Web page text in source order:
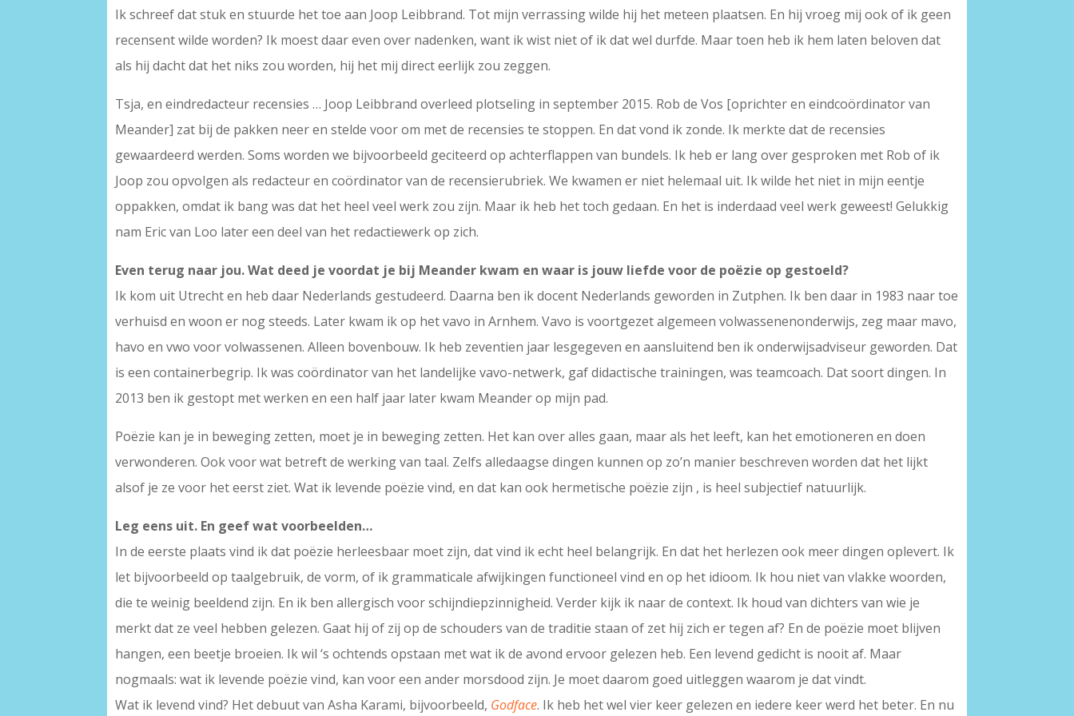
Ik schreef dat stuk en stuurde het toe aan Joop Leibbrand. Tot mijn verrassing wilde hij het meteen plaatsen. En hij vroeg mij ook of ik geen
recensent wilde worden? Ik moest daar even over nadenken, want ik wist niet of ik dat wel durfde. Maar toen heb ik hem laten beloven dat
als hij dacht dat het niks zou worden, hij het mij direct eerlijk zou zeggen.
Tsja, en eindredacteur recensies … Joop Leibbrand overleed plotseling in september 2015. Rob de Vos [oprichter en eindcoördinator van
Meander] zat bij de pakken neer en stelde voor om met de recensies te stoppen. En dat vond ik zonde. Ik merkte dat de recensies
gewaardeerd werden. Soms worden we bijvoorbeeld geciteerd op achterflappen van bundels. Ik heb er lang over gesproken met Rob of ik
Joop zou opvolgen als redacteur en coördinator van de recensierubriek. We kwamen er niet helemaal uit. Ik wilde het niet in mijn eentje
oppakken, omdat ik bang was dat het heel veel werk zou zijn. Maar ik heb het toch gedaan. En het is inderdaad veel werk geweest! Gelukkig
nam Eric van Loo later een deel van het redactiewerk op zich.
Even terug naar jou. Wat deed je voordat je bij Meander kwam en waar is jouw liefde voor de poëzie op gestoeld?
Ik kom uit Utrecht en heb daar Nederlands gestudeerd. Daarna ben ik docent Nederlands geworden in Zutphen. Ik ben daar in 1983 naar toe
verhuisd en woon er nog steeds. Later kwam ik op het vavo in Arnhem. Vavo is voortgezet algemeen volwassenenonderwijs, zeg maar mavo,
havo en vwo voor volwassenen. Alleen bovenbouw. Ik heb zeventien jaar lesgegeven en aansluitend ben ik onderwijsadviseur geworden. Dat
is een containerbegrip. Ik was coördinator van het landelijke vavo-netwerk, gaf didactische trainingen, was teamcoach. Dat soort dingen. In
2013 ben ik gestopt met werken en een half jaar later kwam Meander op mijn pad.
Poëzie kan je in beweging zetten, moet je in beweging zetten. Het kan over alles gaan, maar als het leeft, kan het emotioneren en doen
verwonderen. Ook voor wat betreft de werking van taal. Zelfs alledaagse dingen kunnen op zo’n manier beschreven worden dat het lijkt
alsof je ze voor het eerst ziet. Wat ik levende poëzie vind, en dat kan ook hermetische poëzie zijn , is heel subjectief natuurlijk.
Leg eens uit. En geef wat voorbeelden…
In de eerste plaats vind ik dat poëzie herleesbaar moet zijn, dat vind ik echt heel belangrijk. En dat het herlezen ook meer dingen oplevert. Ik
let bijvoorbeeld op taalgebruik, de vorm, of ik grammaticale afwijkingen functioneel vind en op het idioom. Ik hou niet van vlakke woorden,
die te weinig beeldend zijn. En ik ben allergisch voor schijndiepzinnigheid. Verder kijk ik naar de context. Ik houd van dichters van wie je
merkt dat ze veel hebben gelezen. Gaat hij of zij op de schouders van de traditie staan of zet hij zich er tegen af? En de poëzie moet blijven
hangen, een beetje broeien. Ik wil ‘s ochtends opstaan met wat ik de avond ervoor gelezen heb. Een levend gedicht is nooit af. Maar
nogmaals: wat ik levende poëzie vind, kan voor een ander morsdood zijn. Je moet daarom goed uitleggen waarom je dat vindt.
Wat ik levend vind? Het debuut van Asha Karami, bijvoorbeeld, Godface. Ik heb het wel vier keer gelezen en iedere keer werd het beter. En nu